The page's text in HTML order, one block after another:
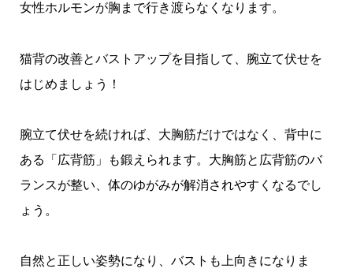
女性ホルモンが胸まで行き渡らなくなります。
猫背の改善とバストアップを目指して、腕立て伏せを
はじめましょう！
腕立て伏せを続ければ、大胸筋だけではなく、背中に
ある「広背筋」も鍛えられます。大胸筋と広背筋のバ
ランスが整い、体のゆがみが解消されやすくなるでし
ょう。
自然と正しい姿勢になり、バストも上向きになりま